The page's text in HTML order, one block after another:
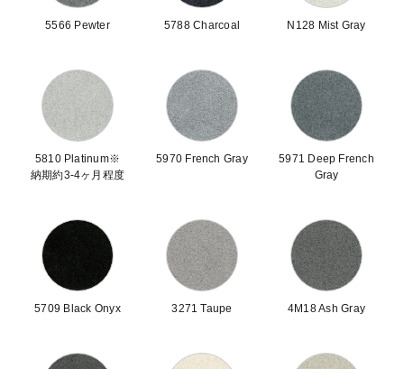
5566 Pewter 5788 Charcoal N128 Mist Gray
5810 Platinum※
納期約3-4ヶ月程度
5970 French Gray
5971 Deep French
Gray
5709 Black Onyx 3271 Taupe 4M18 Ash Gray